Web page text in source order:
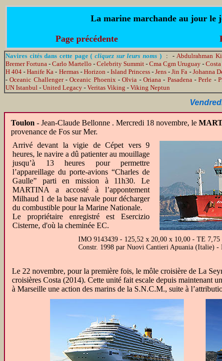
La marine marchande au jour le
Page précédente
Navires cités dans cette page ( cliquez sur leurs noms ) : -Abdulrahman
Bremer Fortuna - Carlo Martello - Celebrity Summit - Cma Cgm Uruguay -
H 404 -Hanife Ka - Hermas- Horizon - Island Princess -Jens -Jin Fa - Johanna
-Oceanic Challenger-Oceanic Phoenix-Olvia -Oriana - Pasadena-Perle -
UN Istanbul - United Legacy - Veritas Viking - Viking Neptun
Toulon - Jean-Claude Bellonne . Mercredi 18 novembre, le
provenance de Fos sur Mer.
Arrivé devant la vigie de Cépet vers 9
heures, le navire a dû patienter au mouillage
jusqu’à 13 heures pour permettre
l’appareillage du porte-avions “Charles de
Gaulle” parti en mission à 11h30. Le
MARTINA a accosté à l’appontement
Milhaud 1 de la base navale pour décharger
du combustible pour la Marine Nationale.
Le propriétaire enregistré est Esercizio
Cisterne, d'où la cheminée EC.
IMO 9143439 - 125,52 x 20,00 x 10,00 - TE
Constr. 1998 par Nuovi Cantieri Apuania (Italie)
Le 22 novembre, pour la première fois, le môle croisière de La
croisières Costa (2014). Cette unité fait escale depuis maintenant
à Marseille une action des marins de la S.N.C.M., suite à